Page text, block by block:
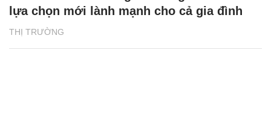
THỊ TRƯỜNG
lựa chọn mới lành mạnh cho cả gia đình